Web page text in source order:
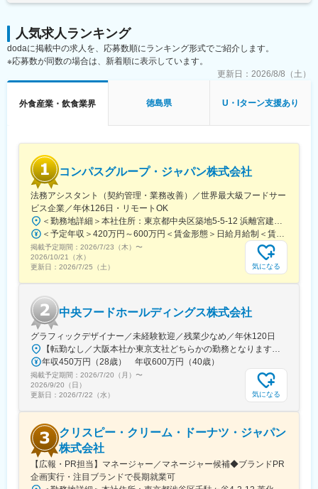
駅、新鵜沼駅、近鉄四日市駅、大崎駅、北参道駅、上野広小路
末広町駅(東京都)、高津駅(神奈川県)、国道駅、京成八幡駅、大神
宮下駅、近鉄名古屋駅、岐阜羽島駅、鵜沼宿駅
草津駅(滋賀県)、大津駅、長浜駅、国分駅(鹿児島県)、湯沢駅、糸
魚川駅、越後湯沢駅、京急久里浜駅、鶴ケ峰駅、茅ケ崎駅、秦野
駅、三沢駅(青森県)、伊東駅、伊豆長岡駅、伊豆急下田駅、掛川
駅、焼津駅、熱海駅、磐田駅、富士宮駅、新富士駅(静岡県)、加賀
志野駅、袖ケ浦駅、東金駅、茂原駅、流山おおたかの森駅、河内
駅、伊那市駅、駒ケ根駅、上田駅、須坂駅、日暮里駅(舎人ライナ
南駅、大泉学園駅、鳴門駅、鹿沼駅、真岡駅、栃木駅、西那須野
駅、大谷向駅、筒井駅、大和高田駅、天理駅、学園前駅(奈良県)、
氷見駅、武生駅、鯖江駅、敦賀駅、直方駅、博多南駅、いわき
駅、二本松駅、福島駅(福島県)、別府駅(兵庫県)、滝野駅、フラワ
ータウン駅、名谷駅、播州赤穂駅、篠山口駅、宝塚駅、豊岡駅(兵
庫県)、東室蘭駅、浜松駅、宮城野通駅、甲府駅、常滑駅、倉敷市
駅、佐賀駅、飯能駅、米原駅、本厚木駅、木更津駅、岸和田駅、
泉佐野駅、飯田駅(長野県)、米子駅、篠崎駅、渋谷駅、武蔵小山
駅、池袋駅、徳島駅、会津若松駅、鶴ケ島駅、京都駅、横川駅、
三河安城駅、犬山駅、小牧駅、新瑞橋駅、今治駅、一ノ関駅、久
喜駅、松阪駅、米沢駅、岩国駅、近江八幡駅、海老名駅(相鉄・小
田急)、大和駅(神奈川県)、八戸駅、島田駅(静岡県)、千葉ニュータ
ウン中央駅、八千代緑が丘駅、岩見沢駅、苫小牧駅、宇都宮駅、
甲子園駅、古川駅、八潮駅、国分寺駅、秋津駅、日野駅(東京都)、
津島駅、大街道駅、研究学園駅、荒川沖駅、大船渡駅、名鉄岐阜
駅、花畑町駅、福山駅、若葉駅、春日部駅、小手指駅、北朝霞
駅、和光市駅、鹿児島中央駅、横手駅、燕三条駅、新潟駅、小田
武蔵小金井駅、飯田橋駅、阿佐ケ谷駅、北千住駅、聖蹟桜ケ丘
駅、調布駅、府中駅(東京都)、押上駅、高岡駅、福井駅、春日原
駅、小倉駅(福岡県)、おもろまち駅、鎌倉駅、枚方市駅、旭川駅、
新さっぽろ駅、小樽駅、函館駅前駅、富良野駅、人吉温泉駅、大
小路駅、若江岩田駅、千里中央駅(大阪モノレール)、三ノ輪橋駅、
人気求人ランキング
dodaに掲載中の求人を、応募数順にランキング形式でご紹介します。
※応募数が同数の場合は、新着順に表示しています。
更新日： 2026/8/8（土）
外食産業・飲食業界 徳島県 U・Iターン支援あり
コンパスグループ・ジャパン株式会社
法務アシスタント（契約管理・業務改善）／世界最大級フードサー
ビス企業／年休126日・リモートOK
掲載予定期間： 2026/7/23（木） 〜
2026/10/21（水）
更新日： 2026/7/25（土） 気になる
中央フードホールディングス株式会社
グラフィックデザイナー／未経験歓迎／残業少なめ／年休120日
年収450万円（28歳） 年収600万円（40歳）
掲載予定期間： 2026/7/20（月） 〜
2026/9/20（日）
更新日： 2026/7/22（水） 気になる
クリスピー・クリーム・ドーナツ・ジャパン
株式会社
【広報・PR担当】マネージャー／マネージャー候補◆ブランドPR
企画実行・注目ブランドで長期就業可